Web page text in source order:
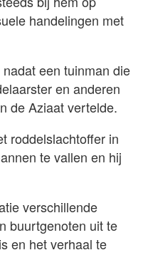
handelingen met
een tuinman die
en anderen
de Aziaat vertelde.
roddelslachtoffer in
te vallen en hij
verschillende
buurtgenoten uit te
en het verhaal te